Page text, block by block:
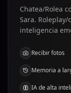
Chatea/Rolea
Sara.
inteligencia
Recibir fotos
Memoria a
IA de alta